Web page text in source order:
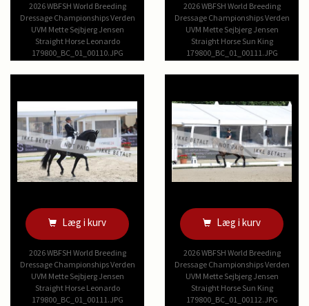
2026 WBFSH World Breeding
Dressage Championships Verden
UVM Mette Sejbjerg Jensen
Straight Horse Leonardo
179800_BC_01_00110.JPG
2026 WBFSH World Breeding
Dressage Championships Verden
UVM Mette Sejbjerg Jensen
Straight Horse Sun King
179800_BC_01_00111.JPG
Læg i kurv
2026 WBFSH World Breeding
Dressage Championships Verden
UVM Mette Sejbjerg Jensen
Straight Horse Leonardo
179800_BC_01_00111.JPG
Læg i kurv
2026 WBFSH World Breeding
Dressage Championships Verden
UVM Mette Sejbjerg Jensen
Straight Horse Sun King
179800_BC_01_00112.JPG